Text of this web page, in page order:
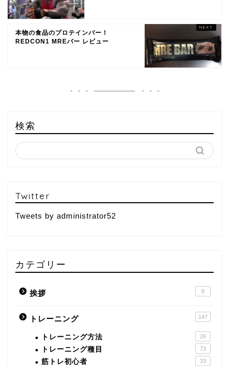
本物の食品のプロテインバー！
REDCON1 MREバー レビュー
検索
Twitter
Tweets by administrator52
カテゴリー
挨拶 8
トレーニング 147
トレーニング方法 26
トレーニング種目 73
筋トレ初心者 33